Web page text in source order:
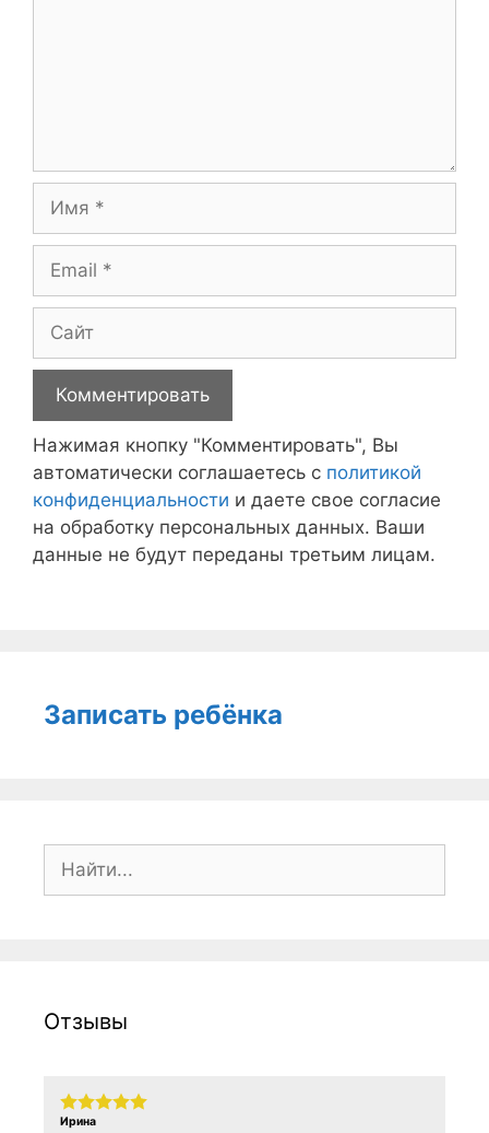
Имя
Email
Сайт
Нажимая кнопку "Комментировать", Вы
автоматически соглашаетесь с политикой
конфиденциальности и даете свое согласие
на обработку персональных данных. Ваши
данные не будут переданы третьим лицам.
Записать ребёнка
Отзывы
Ирина